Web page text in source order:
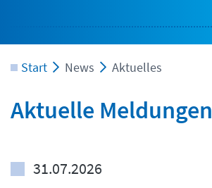
Start News Aktuelles
Aktuelle Meldungen
31.07.2026